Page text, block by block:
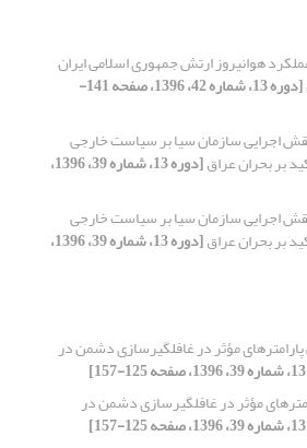
هوانیروز ارتش جمهوری اسلامی ایران
[دوره 13، شماره 42، 1396، صفحه 141-
اجرایی سازمان سیا بر سیاست خارجی
بر بحران عراق [دوره 13، شماره 39، 1396،
اجرایی سازمان سیا بر سیاست خارجی
بر بحران عراق [دوره 13، شماره 39، 1396،
مؤثر در غافلگیرسازی دشمن در
مؤثر در غافلگیرسازی دشمن در